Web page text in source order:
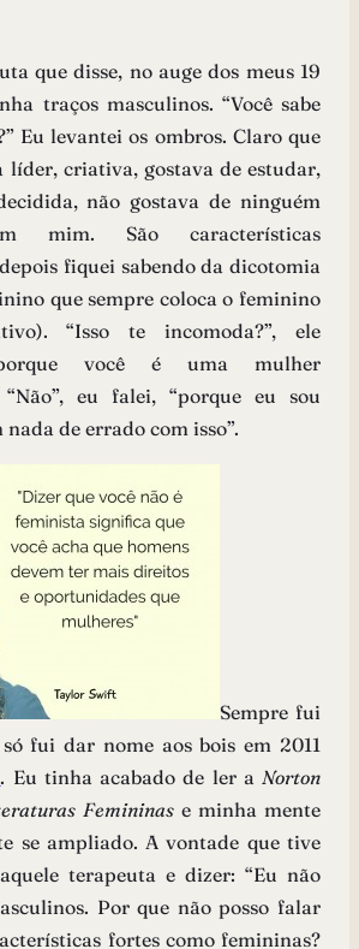
que disse, no auge dos meus 19
traços masculinos. “Você sabe
Eu levantei os ombros. Claro que
líder, criativa, gostava de estudar,
não gostava de ninguém
mim. São características
fiquei sabendo da dicotomia
que sempre coloca o feminino
“Isso te incomoda?”, ele
você é uma mulher
“Não”, eu falei, “porque eu sou
nada de errado com isso”.
Sempre fui
fui dar nome aos bois em 2011
. Eu tinha acabado de ler aNorton
Femininase minha mente
se ampliado. A vontade que tive
terapeuta e dizer: “Eu não
Por que não posso falar
fortes como femininas?